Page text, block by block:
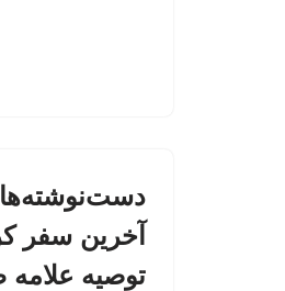
آخرین سفر
توصیه